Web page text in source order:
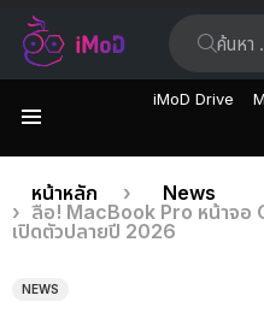
iMoD Drive
เรื่อง
ล่าสุด
คุณอยู่ที่นี่:
หน้าหลัก
News
ลือ! MacBook Pro หน้าจอ
เปิดตัวปลายปี 2026
NEWS